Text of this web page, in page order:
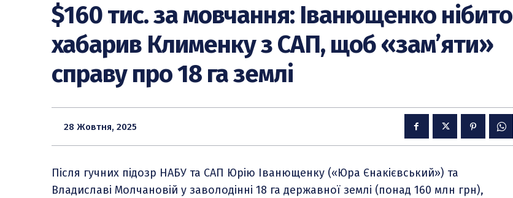
$160 тис. за мовчання: Іванющенко нібито
хабарив Клименку з САП, щоб «зам’яти»
справу про 18 га землі
28 Жовтня, 2025
Після гучних підозр НАБУ та САП Юрію Іванющенку («Юра Єнакієвський») та
Владиславі Молчановій у заволодінні 18 га державної землі (понад 160 млн грн),